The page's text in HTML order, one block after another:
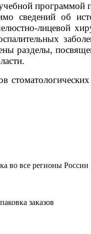
сведений об
лицевой
разделы,
во все регионы России
заказов